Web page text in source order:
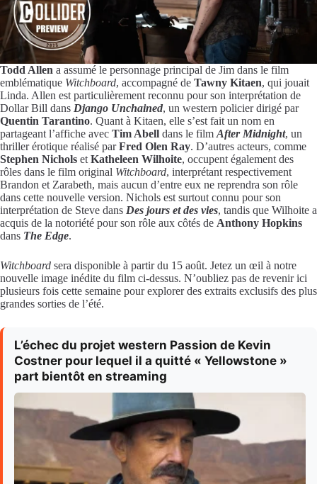
Todd Allen a assumé le personnage principal de Jim dans le film
emblématique Witchboard, accompagné de Tawny Kitaen, qui jouait
Linda. Allen est particulièrement reconnu pour son interprétation de
Dollar Bill dans Django Unchained, un western policier dirigé par
Quentin Tarantino. Quant à Kitaen, elle s’est fait un nom en
partageant l’affiche avec Tim Abell dans le filmAfter Midnight, un
thriller érotique réalisé parFred Olen Ray. D’autres acteurs, comme
Stephen Nichols etKatheleen Wilhoite, occupent également des
rôles dans le film original Witchboard, interprétant respectivement
Brandon et Zarabeth, mais aucun d’entre eux ne reprendra son rôle
dans cette nouvelle version. Nichols est surtout connu pour son
interprétation de Steve dans Des jours et des vies, tandis que Wilhoite a
acquis de la notoriété pour son rôle aux côtés de Anthony Hopkins
dans The Edge.
Witchboard sera disponible à partir du 15 août. Jetez un œil à notre
nouvelle image inédite du film ci-dessus. N’oubliez pas de revenir ici
plusieurs fois cette semaine pour explorer des extraits exclusifs des plus
grandes sorties de l’été.
L’échec du projet western Passion de Kevin
Costner pour lequel il a quitté « Yellowstone »
part bientôt en streaming